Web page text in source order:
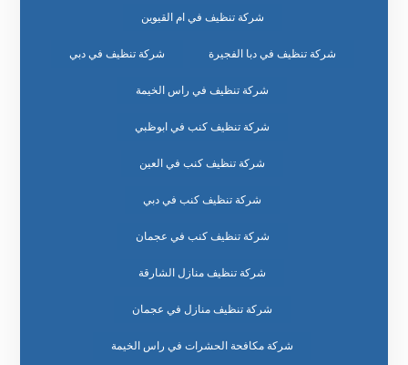
شركة تنظيف في ام القيوين
شركة تنظيف في دبا الفجيرة شركة تنظيف في دبي
شركة تنظيف في راس الخيمة
شركة تنظيف كنب في ابوظبي
شركة تنظيف كنب في العين
شركة تنظيف كنب في دبي
شركة تنظيف كنب في عجمان
شركة تنظيف منازل الشارقة
شركة تنظيف منازل في عجمان
شركة مكافحة الحشرات في راس الخيمة